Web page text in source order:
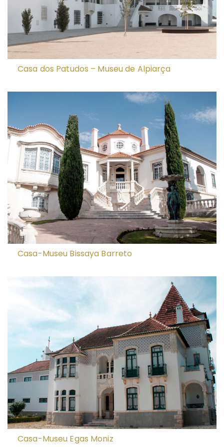
Casa dos Patudos – Museu de Alpiarça
Casa-Museu Bissaya Barreto
Casa-Museu Egas Moniz